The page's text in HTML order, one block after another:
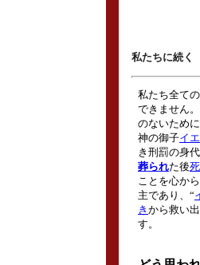
私たちに続く